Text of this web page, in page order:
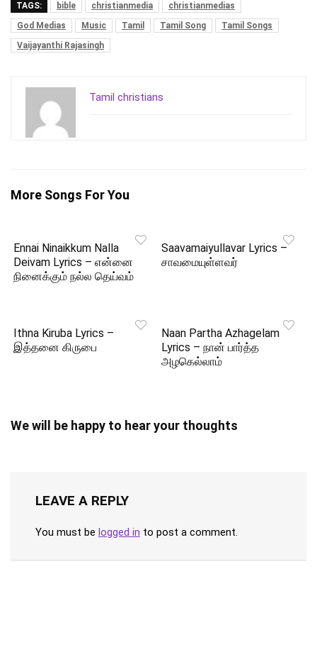
TAGS: bible christianmedia
christianmedias
God Medias
Music Tamil Tamil Song
Tamil Songs
Vaijayanthi Rajasingh
Tamil christians
More Songs For You
Ennai Ninaikkum Nalla
Deivam Lyrics – என்னை
நினைக்கும் நல்ல தெய்வம்
Saavamaiyullavar Lyrics –
சாவமையுள்ளவர்
Ithna Kiruba Lyrics –
இத்தனை கிருபை
Naan Partha Azhagelam
Lyrics – நான் பார்த்த
அழகெல்லாம்
We will be happy to hear your thoughts
LEAVE A REPLY
You must be logged in to post a comment.